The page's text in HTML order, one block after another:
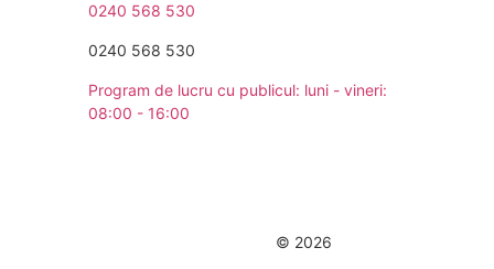
0240 568 530
0240 568 530
Program de lucru cu publicul: luni - vineri:
08:00 - 16:00
© 2026